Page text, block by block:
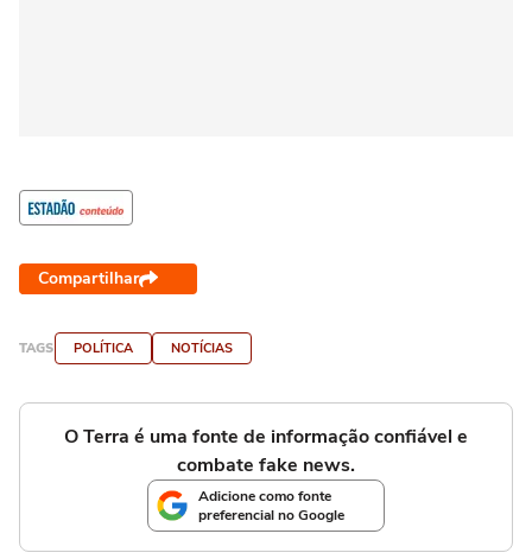
Compartilhar
TAGS POLÍTICA NOTÍCIAS
O Terra é uma fonte de informação confiável e
combate fake news.
Adicione como fonte
preferencial no Google